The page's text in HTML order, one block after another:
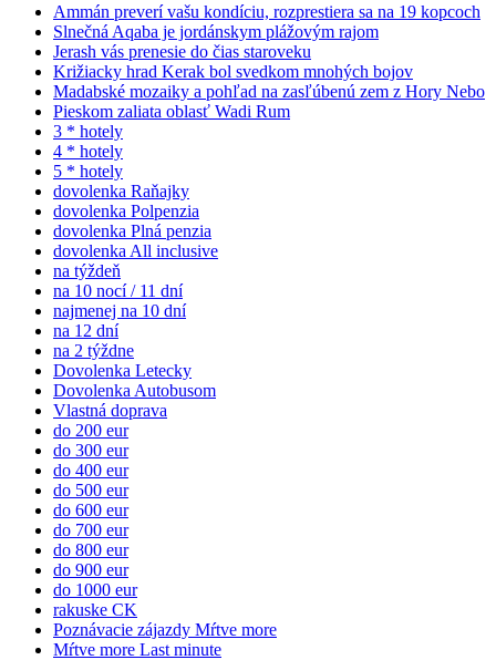
Ammán preverí vašu kondíciu, rozprestiera sa na 19 kopcoch
Slnečná Aqaba je jordánskym plážovým rajom
Jerash vás prenesie do čias staroveku
Križiacky hrad Kerak bol svedkom mnohých bojov
Madabské mozaiky a pohľad na zasľúbenú zem z Hory Nebo
Pieskom zaliata oblasť Wadi Rum
3 * hotely
4 * hotely
5 * hotely
dovolenka Raňajky
dovolenka Polpenzia
dovolenka Plná penzia
dovolenka All inclusive
na týždeň
na 10 nocí / 11 dní
najmenej na 10 dní
na 12 dní
na 2 týždne
Dovolenka Letecky
Dovolenka Autobusom
Vlastná doprava
do 200 eur
do 300 eur
do 400 eur
do 500 eur
do 600 eur
do 700 eur
do 800 eur
do 900 eur
do 1000 eur
rakuske CK
Poznávacie zájazdy Mŕtve more
Mŕtve more Last minute